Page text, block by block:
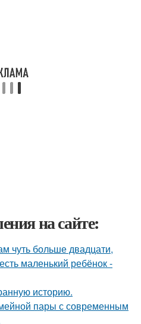
на сайте:
чуть больше двадцати,
маленький ребёнок -
историю.
пары с современным